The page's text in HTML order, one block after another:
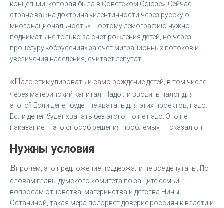
концепции, которая была в Советском Союзе». Сейчас
стране важна доктрина «идентичности через русскую
многонациональность». Поэтому демографию нужно
поднимать не только за счет рождения детей, но через
процедуру «обрусения» за счет миграционных потоков и
увеличения населения, считает депутат.
«Надо стимулировать и само рождение детей, в том числе
через материнский капитал. Надо ли вводить налог для
этого? Если денег будет не хватать для этих проектов, надо.
Если денег будет хватать без этого, то не надо. Это не
наказание — это способ решения проблемы», — сказал он.
Нужны условия
Впрочем, это предложение поддержали не все депутаты. По
словам главы думского комитета по защите семьи,
вопросам отцовства, материнства и детства Нины
Останиной, такая мера подорвет доверие россиян к власти и